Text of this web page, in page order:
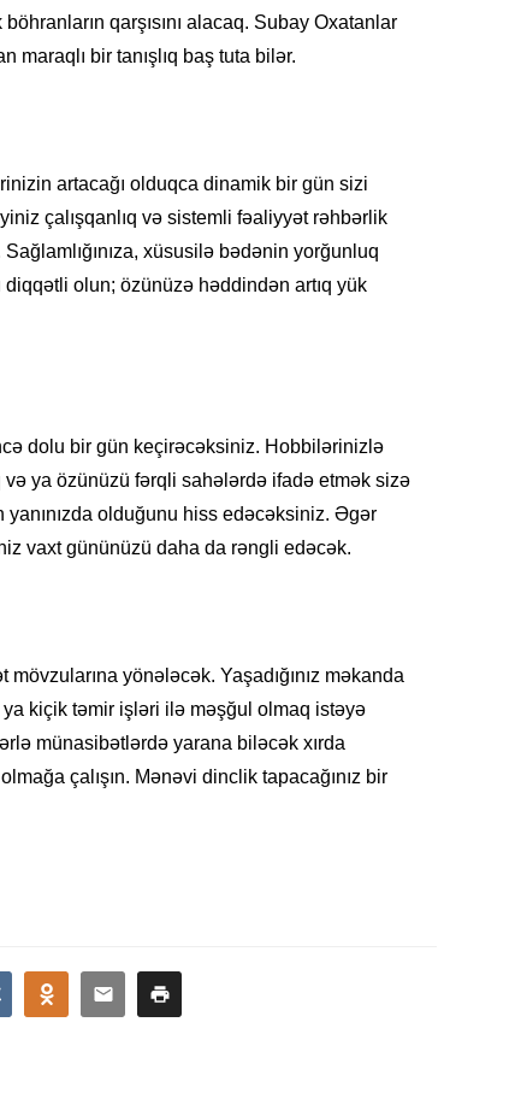
qarşısını alacaq. Subay Oxatanlar
bir tanışlıq baş tuta bilər.
artacağı olduqca dinamik bir gün sizi
çalışqanlıq və sistemli fəaliyyət rəhbərlik
xüsusilə bədənin yorğunluq
diqqətli olun; özünüzə həddindən artıq yük
dolu bir gün keçirəcəksiniz. Hobbilərinizlə
ya özünüzü fərqli sahələrdə ifadə etmək sizə
olduğunu hiss edəcəksiniz. Əgər
vaxt gününüzü daha da rəngli edəcək.
yönələcək. Yaşadığınız məkanda
kiçik təmir işləri ilə məşğul olmaq istəyə
münasibətlərdə yarana biləcək xırda
çalışın. Mənəvi dinclik tapacağınız bir